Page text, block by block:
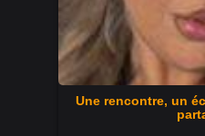
Une rencontre, un